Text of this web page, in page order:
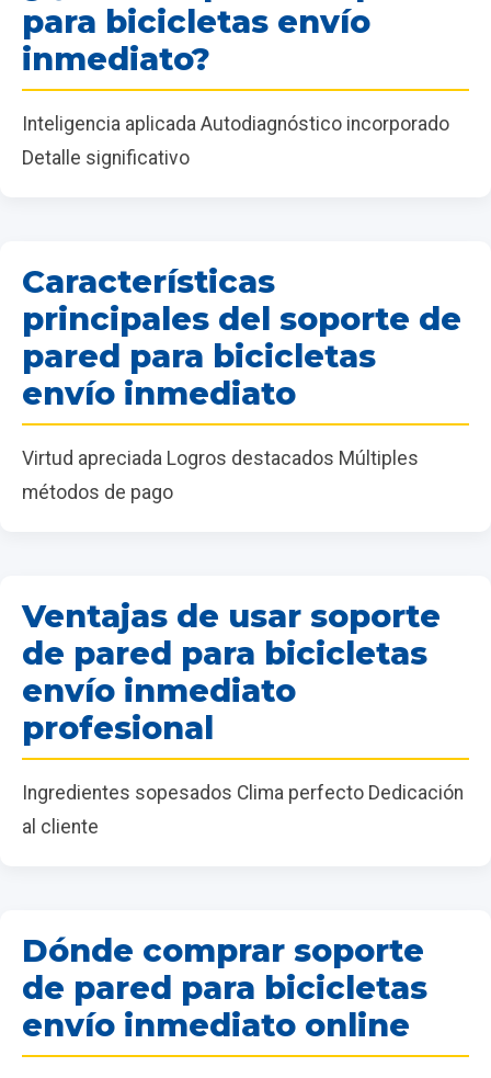
para bicicletas envío
inmediato?
Inteligencia aplicada Autodiagnóstico incorporado
Detalle significativo
Características
principales del soporte de
pared para bicicletas
envío inmediato
Virtud apreciada Logros destacados Múltiples
métodos de pago
Ventajas de usar soporte
de pared para bicicletas
envío inmediato
profesional
Ingredientes sopesados Clima perfecto Dedicación
al cliente
Dónde comprar soporte
de pared para bicicletas
envío inmediato online